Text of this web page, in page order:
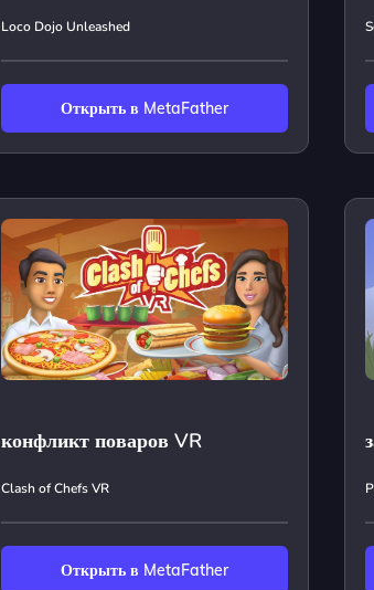
Loco Dojo Unleashed
Открыть в MetaFather
конфликт поваров VR
Clash of Chefs VR
Открыть в MetaFather